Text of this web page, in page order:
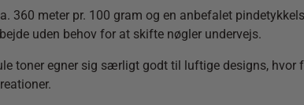
360 meter pr. 100 gram og en anbefalet
uden behov for at skifte nøgler undervejs.
toner egner sig særligt godt til luftige designs,